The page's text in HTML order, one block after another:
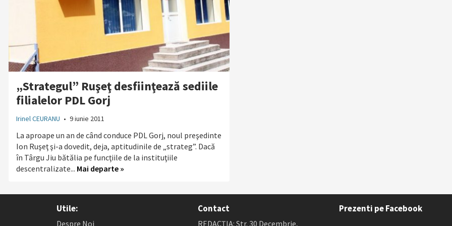
„Strategul” Ruşeţ desfiinţează sediile
filialelor PDL Gorj
Irinel CEURANU • 9 iunie 2011
La aproape un an de când conduce PDL Gorj, noul preşedinte
Ion Ruşeţ şi-a dovedit, deja, aptitudinile de „strateg”. Dacă
în Târgu Jiu bătălia pe funcţiile de la instituţiile
descentralizate... Mai departe »
Utile:
Despre Noi
Contact
REDACȚIA: Str. 30 Decembrie,
Prezenti pe Facebook